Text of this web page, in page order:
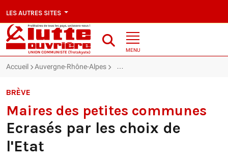
LES AUTRES SITES
MENU
Accueil Auvergne-Rhône-Alpes Maires des petites communes :
BRÈVE
Maires des petites communes
Ecrasés par les choix de
l'Etat